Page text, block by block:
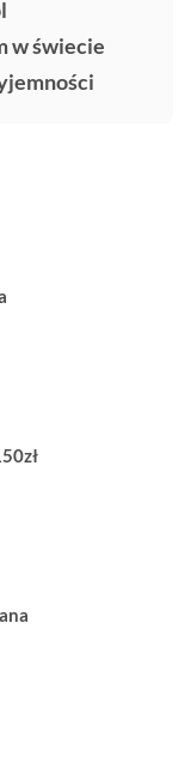
w świecie